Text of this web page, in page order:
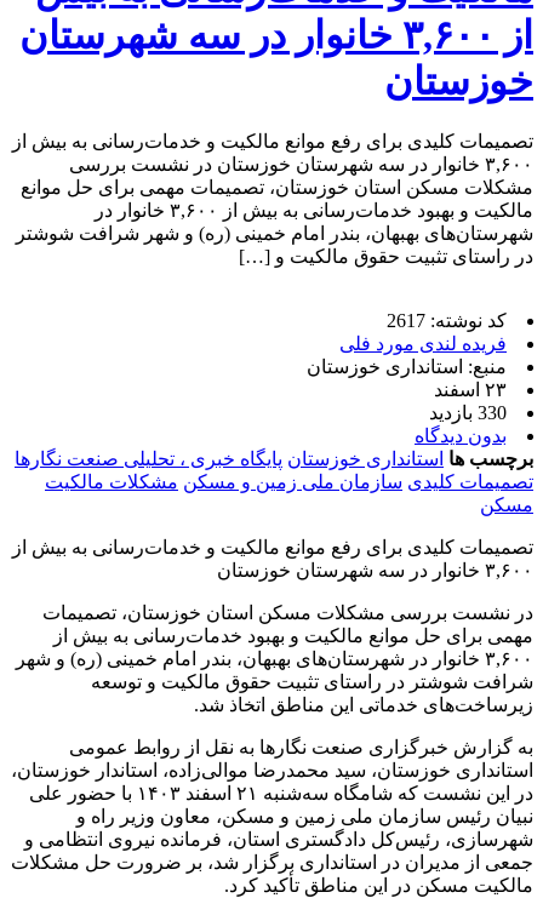
از ۳,۶۰۰ خانوار در سه شهرستان
خوزستان
تصمیمات کلیدی برای رفع موانع مالکیت و خدمات‌رسانی به بیش از
۳,۶۰۰ خانوار در سه شهرستان خوزستان در نشست بررسی
مشکلات مسکن استان خوزستان، تصمیمات مهمی برای حل موانع
مالکیت و بهبود خدمات‌رسانی به بیش از ۳,۶۰۰ خانوار در
شهرستان‌های بهبهان، بندر امام خمینی (ره) و شهر شرافت شوشتر
در راستای تثبیت حقوق مالکیت و […]
کد نوشته: 2617
فریده لندی مورد فلی
منبع: استانداری خوزستان
۲۳ اسفند
330 بازدید
بدون دیدگاه
برچسب ها استانداری خوزستان پایگاه خبری ، تحلیلی صنعت نگارها
تصمیمات کلیدی سازمان ملی زمین و مسکن مشکلات مالکیت
مسکن
تصمیمات کلیدی برای رفع موانع مالکیت و خدمات‌رسانی به بیش از
۳,۶۰۰ خانوار در سه شهرستان خوزستان
در نشست بررسی مشکلات مسکن استان خوزستان، تصمیمات
مهمی برای حل موانع مالکیت و بهبود خدمات‌رسانی به بیش از
۳,۶۰۰ خانوار در شهرستان‌های بهبهان، بندر امام خمینی (ره) و شهر
شرافت شوشتر در راستای تثبیت حقوق مالکیت و توسعه
زیرساخت‌های خدماتی این مناطق اتخاذ شد.
به گزارش خبرگزاری صنعت نگارها به نقل از روابط عمومی
استانداری خوزستان، سید محمدرضا موالی‌زاده، استاندار خوزستان،
در این نشست که شامگاه سه‌شنبه ۲۱ اسفند ۱۴۰۳ با حضور علی
نبیان رئیس سازمان ملی زمین و مسکن، معاون وزیر راه و
شهرسازی، رئیس‌کل دادگستری استان، فرمانده نیروی انتظامی و
جمعی از مدیران در استانداری برگزار شد، بر ضرورت حل مشکلات
مالکیت مسکن در این مناطق تأکید کرد.